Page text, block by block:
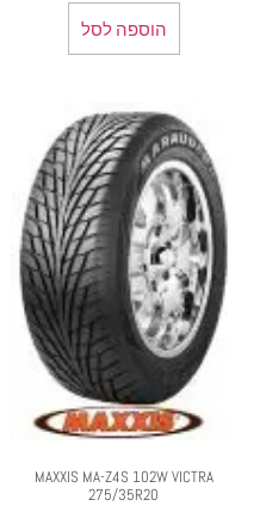
הוספה לסל
MAXXIS MA-Z4S 102W VICTRA
275/35R20